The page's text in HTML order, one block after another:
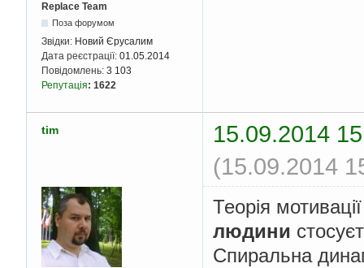
Replace Team
Поза форумом
Звідки: Новий Єрусалим
Дата реєстрації: 01.05.2014
Повідомлень: 3 103
Репутація: 1622
tim
15.09.2014
(15.09.2014
Теорія
людини
Спиральна